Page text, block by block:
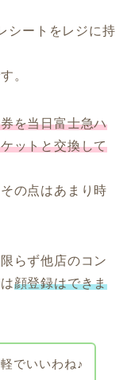
シートをレジに持
。
を当日富士急ハ
ットと交換して
の点はあまり時
らず他店のコン
顔登録はできま
でいいわね♪